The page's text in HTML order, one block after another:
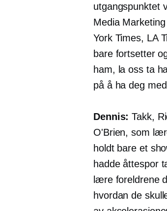
utgangspunktet
Media
York Times, LA
bare fortsetter
ham, la oss ta
på å ha deg
Dennis: Takk,
O'Brien, som
holdt bare et
haddeåttespor
lære foreldrene
hvordan de